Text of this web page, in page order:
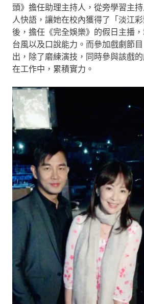
頭》擔任助理主持人，從旁學習主
人快語，讓她在校內獲得了「淡江
後，擔任《完全娛樂》的假日主播
台風以及口說能力。而參加戲劇節
出，除了磨練演技，同時參與該戲
在工作中，累積實力。